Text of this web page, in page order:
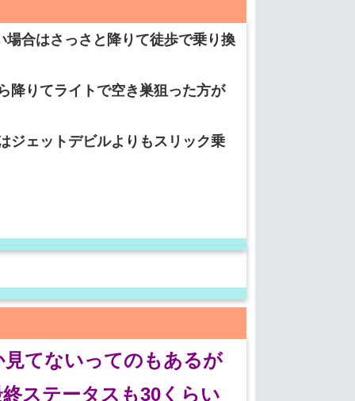
合はさっさと降りて徒歩で乗り換
降りてライトで空き巣狙った方が
ジェットデビルよりもスリック乗
てないってのもあるが
ステータスも30くらい